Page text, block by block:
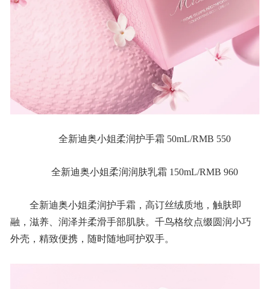
全新迪奥小姐柔润护手霜 50mL/RMB 550
全新迪奥小姐柔润润肤乳霜 150mL/RMB 960
全新迪奥小姐柔润护手霜，高订丝绒质地，触肤即
融，滋养、润泽并柔滑手部肌肤。千鸟格纹点缀圆润小巧
外壳，精致便携，随时随地呵护双手。